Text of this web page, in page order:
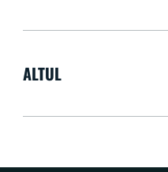
ALTUL